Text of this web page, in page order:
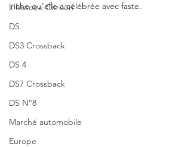
L'histoire Citroën
DS
DS3 Crossback
DS 4
DS7 Crossback
DS N°8
Marché automobile
Europe
riche qu'elle a célébrée avec faste.